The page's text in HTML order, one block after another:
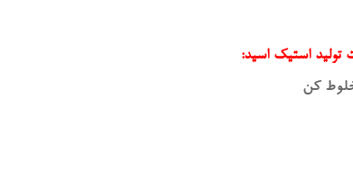
تولید استیک اسید:
کن